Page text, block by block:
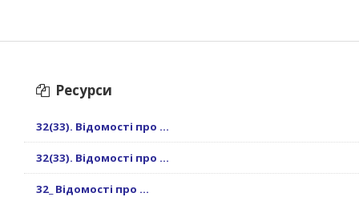
Ресурси
32(33). Відомості про ...
32(33). Відомості про ...
32_ Відомості про ...